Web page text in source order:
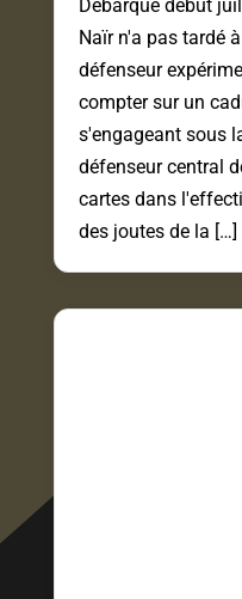
Débarqué début
Naïr n'a pas tardé
défenseur
compter sur un
s'engageant sous
défenseur central
cartes dans
des joutes de la […]